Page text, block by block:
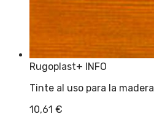
Rugoplast+ INFO
Tinte al uso para la madera
10,61 €